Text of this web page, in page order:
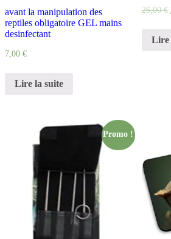
avant la manipulation des
reptiles obligatoire GEL mains
desinfectant
7,00 €
Lire la suite
26,00€
Lire
Promo !